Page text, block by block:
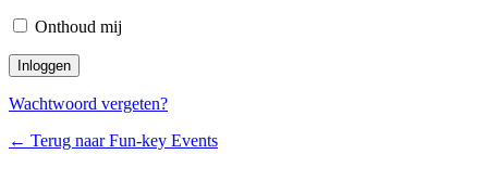
Onthoud mij
Wachtwoord vergeten?
← Terug naar Fun-key Events